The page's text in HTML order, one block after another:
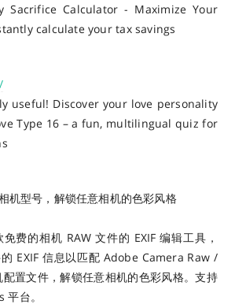
Sacrifice Calculator - Maximize Your
calculate your tax savings
useful! Discover your love personality
Type 16 – a fun, multilingual quiz for
机型号，解锁任意相机的色彩风格
费的相机 RAW 文件的 EXIF 编辑工具，
EXIF 信息以匹配 Adobe Camera Raw /
置文件，解锁任意相机的色彩风格。支持
台。